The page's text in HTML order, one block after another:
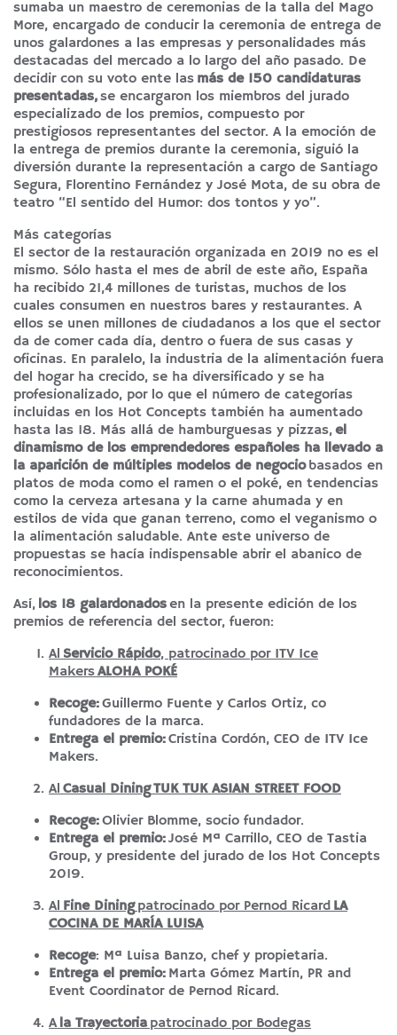
sumaba un maestro de ceremonias de la talla del Mago
More, encargado de conducir la ceremonia de entrega de
unos galardones a las empresas y personalidades más
destacadas del mercado a lo largo del año pasado. De
decidir con su voto ente las más de 150 candidaturas
presentadas,se encargaron los miembros del jurado
especializado de los premios, compuesto por
prestigiosos representantes del sector. A la emoción de
la entrega de premios durante la ceremonia, siguió la
diversión durante la representación a cargo de Santiago
Segura, Florentino Fernández y José Mota, de su obra de
teatro “El sentido del Humor: dos tontos y yo”.
Más categorías
El sector de la restauración organizada en 2019 no es el
mismo. Sólo hasta el mes de abril de este año, España
ha recibido 21,4 millones de turistas, muchos de los
cuales consumen en nuestros bares y restaurantes. A
ellos se unen millones de ciudadanos a los que el sector
da de comer cada día, dentro o fuera de sus casas y
oficinas. En paralelo, la industria de la alimentación fuera
del hogar ha crecido, se ha diversificado y se ha
profesionalizado, por lo que el número de categorías
incluidas en los Hot Concepts también ha aumentado
hasta las 18. Más allá de hamburguesas y pizzas,el
dinamismo de los emprendedores españoles ha llevado a
la aparición de múltiples modelos de negociobasados en
platos de moda como el ramen o el poké, en tendencias
como la cerveza artesana y la carne ahumada y en
estilos de vida que ganan terreno, como el veganismo o
la alimentación saludable. Ante este universo de
propuestas se hacía indispensable abrir el abanico de
reconocimientos.
Así, los 18 galardonadosen la presente edición de los
premios de referencia del sector, fueron:
AlServicio Rápido, patrocinado por ITV Ice
MakersALOHA POKÉ
Recoge:Guillermo Fuente y Carlos Ortiz, co
fundadores de la marca.
Entrega el premio:Cristina Cordón, CEO de ITV Ice
Makers.
AlCasual DiningTUK TUK ASIAN STREET FOOD
Recoge:Olivier Blomme, socio fundador.
Entrega el premio:José Mª Carrillo, CEO de Tastia
Group, y presidente del jurado de los Hot Concepts
2019.
AlFine Diningpatrocinado por Pernod RicardLA
COCINA DE MARÍA LUISA
Recoge: Mª Luisa Banzo, chef y propietaria.
Entrega el premio: Marta Gómez Martín, PR and
Event Coordinator de Pernod Ricard.
Ala Trayectoriapatrocinado por Bodegas